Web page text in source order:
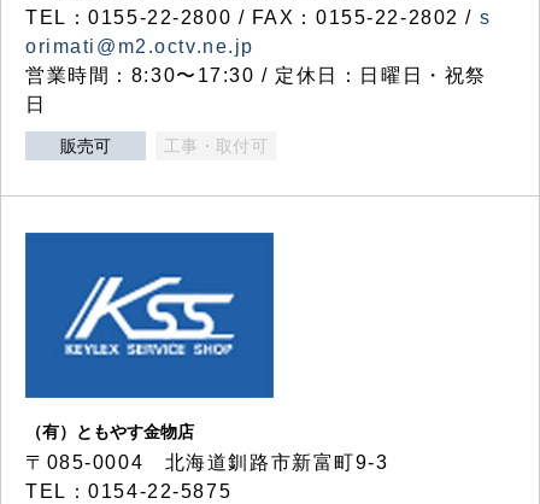
TEL：0155-22-2800 / FAX：0155-22-2802 / s
orimati@m2.octv.ne.jp
営業時間：8:30〜17:30 / 定休日：日曜日・祝祭
日
販売可 工事・取付可
（有）ともやす金物店
〒085-0004 北海道釧路市新富町9-3
TEL：0154-22-5875